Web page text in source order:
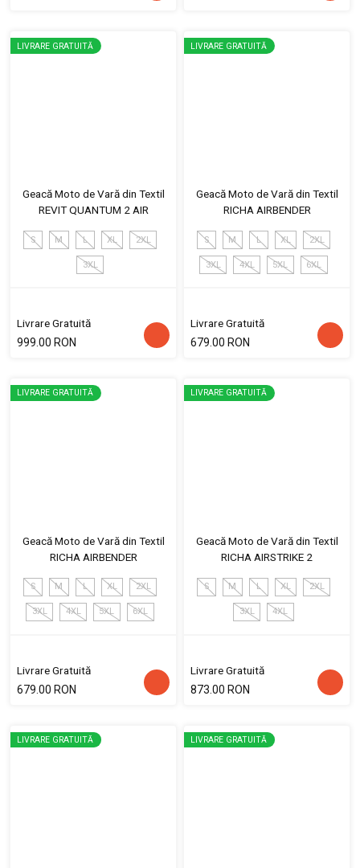
LIVRARE GRATUITĂ
Geacă Moto de Vară din Textil
REVIT QUANTUM 2 AIR
S M L XL 2XL
3XL
Livrare Gratuită
999.00 RON
LIVRARE GRATUITĂ
Geacă Moto de Vară din Textil
RICHA AIRBENDER
S M L XL 2XL
3XL 4XL 5XL 6XL
Livrare Gratuită
679.00 RON
LIVRARE GRATUITĂ
Geacă Moto de Vară din Textil
RICHA AIRBENDER
S M L XL 2XL
3XL 4XL 5XL 6XL
Livrare Gratuită
679.00 RON
LIVRARE GRATUITĂ
Geacă Moto de Vară din Textil
RICHA AIRSTRIKE 2
S M L XL 2XL
3XL 4XL
Livrare Gratuită
873.00 RON
LIVRARE GRATUITĂ LIVRARE GRATUITĂ